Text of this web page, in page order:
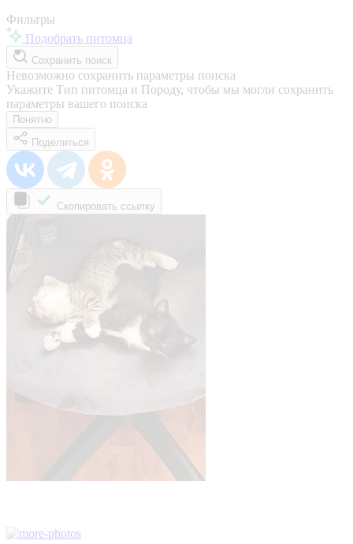
Фильтры
Подобрать питомца
Сохранить поиск
Невозможно сохранить параметры поиска
Укажите Тип питомца и Породу, чтобы мы могли сохранить
параметры вашего поиска
Понятно
Поделиться
Скопировать ссылку